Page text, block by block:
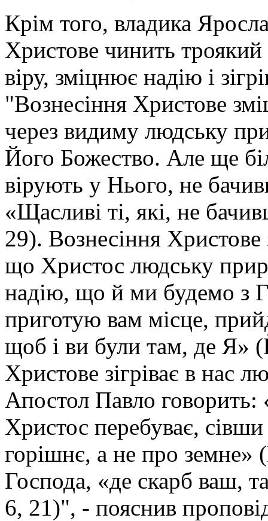
Крім того, владика
Христове чинить
віру, зміцнює надію і
"Вознесіння Христове
через видиму людську
Його Божество. Але ще
вірують у Нього, не
«Щасливі ті, які, не
29). Вознесіння
що Христос людську
надію, що й ми будемо з
приготую вам місце,
щоб і ви були там, де Я»
Христове зігріває в нас
Апостол Павло говорить:
Христос перебуває,
горішнє, а не про земне»
Господа, «де скарб ваш,
6, 21)", - пояснив